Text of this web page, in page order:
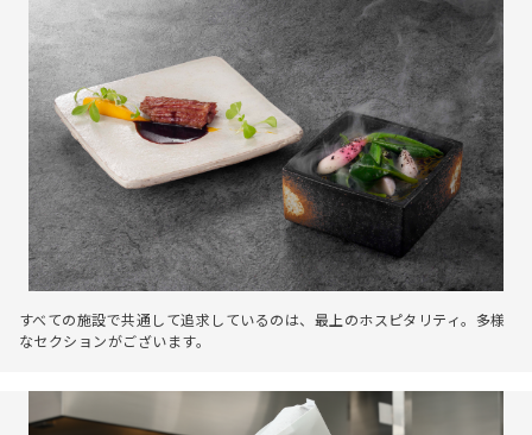
すべての施設で共通して追求しているのは、最上のホスピタリティ。多様
なセクションがございます。